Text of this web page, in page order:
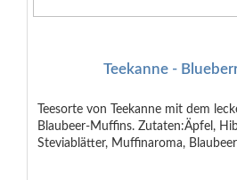
Teekanne -
Teesorte von Teekanne mit dem
Blaubeer-Muffins. Zutaten:Äpfel,
Steviablätter, Muffinaroma,